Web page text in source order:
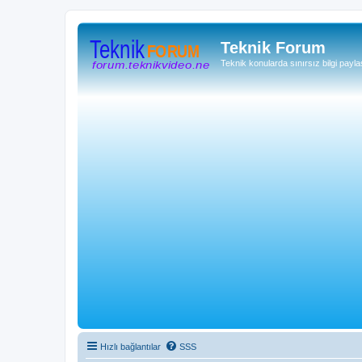
Teknik Forum
Teknik konularda sınırsız bilgi
Hızlı bağlantılar SSS